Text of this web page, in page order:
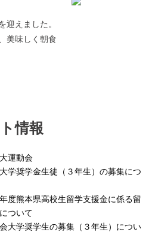
迎えました。
美味しく朝食
情報
運動会
大学奨学金生徒（３年生）の募集につ
度熊本県高校生留学支援金に係る留
ついて
大学奨学生の募集（３年生）につい